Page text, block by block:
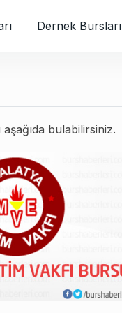
Dernek Bursları
bulabilirsiniz.